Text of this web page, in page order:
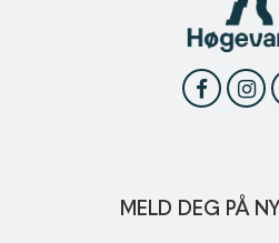
MELD DEG PÅ